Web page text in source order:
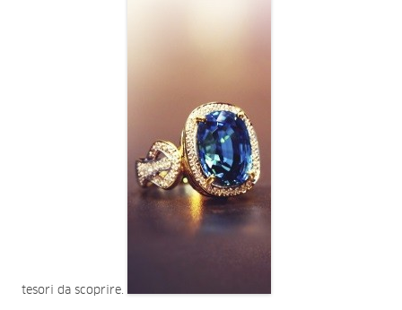
tesori da scoprire.